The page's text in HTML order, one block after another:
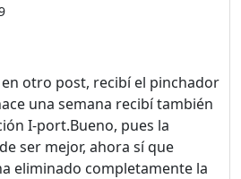
otro post, recibí el pinchador
una semana recibí también
I-port.Bueno, pues la
ser mejor, ahora sí que
eliminado completamente la